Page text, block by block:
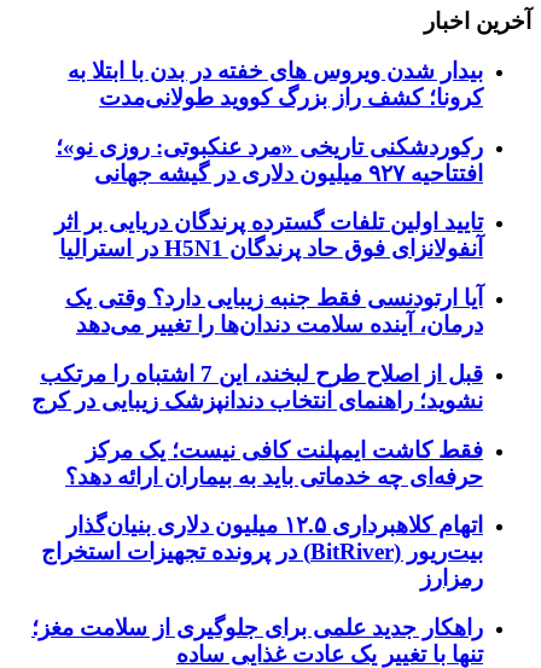
آخرین اخبار
بیدار شدن ویروس‌ های خفته در بدن با ابتلا به
کرونا؛ کشف راز بزرگ کووید طولانی‌مدت
رکوردشکنی تاریخی «مرد عنکبوتی: روزی نو»؛
افتتاحیه ۹۲۷ میلیون دلاری در گیشه جهانی
تایید اولین تلفات گسترده پرندگان دریایی بر اثر
آنفولانزای فوق حاد پرندگان H5N1 در استرالیا
آیا ارتودنسی فقط جنبه زیبایی دارد؟ وقتی یک
درمان، آینده سلامت دندان‌ها را تغییر می‌دهد
قبل از اصلاح طرح لبخند، این 7 اشتباه را مرتکب
نشوید؛ راهنمای انتخاب دندانپزشک زیبایی در کرج
فقط کاشت ایمپلنت کافی نیست؛ یک مرکز
حرفه‌ای چه خدماتی باید به بیماران ارائه دهد؟
اتهام کلاهبرداری ۱۲.۵ میلیون دلاری بنیان‌گذار
بیت‌ریور (BitRiver) در پرونده تجهیزات استخراج
رمزارز
راهکار جدید علمی برای جلوگیری از سلامت مغز؛
تنها با تغییر یک عادت غذایی ساده